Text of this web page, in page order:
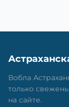
Вобла
только
на сайте.